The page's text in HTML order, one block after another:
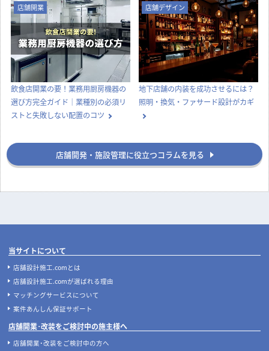
店舗開業
飲食店開業の要！業務用厨房機器の
選び方完全ガイド｜業種別の必須リ
ストと失敗しない配置のコツ
店舗デザイン
地下店舗の内装を成功させるには？
照明・換気・ファサード設計がカギ
店舗開発・施設管理に役立つコラムを見る
当サイトについて
店舗設計施工.comとは
店舗設計施工.comが選ばれる理由
マッチングサービスについて
案件あんしん保証サポート
店舗開業･改装をご検討中の施主様へ
店舗開業･改装をご検討中の方へ